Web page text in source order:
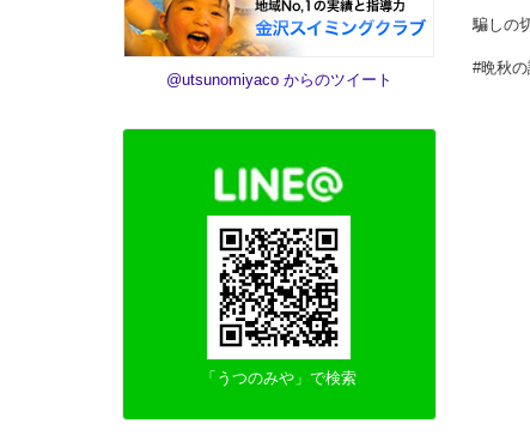
騙しの
#晩秋
@utsunomiyaco からのツイート
「うつのみや」で検索